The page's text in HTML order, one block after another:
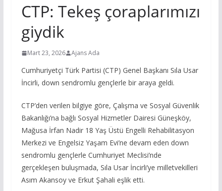
CTP: Tekeş çoraplarımızı
giydik
Mart 23, 2026 Ajans Ada
Cumhuriyetçi Türk Partisi (CTP) Genel Başkanı Sıla Usar
İncirli, down sendromlu gençlerle bir araya geldi.
CTP’den verilen bilgiye göre, Çalışma ve Sosyal Güvenlik
Bakanlığı’na bağlı Sosyal Hizmetler Dairesi Güneşköy,
Mağusa İrfan Nadir 18 Yaş Üstü Engelli Rehabilitasyon
Merkezi ve Engelsiz Yaşam Evi’ne devam eden down
sendromlu gençlerle Cumhuriyet Meclisi’nde
gerçekleşen buluşmada, Sıla Usar İncirli’ye milletvekilleri
Asım Akansoy ve Erkut Şahali eşlik etti.